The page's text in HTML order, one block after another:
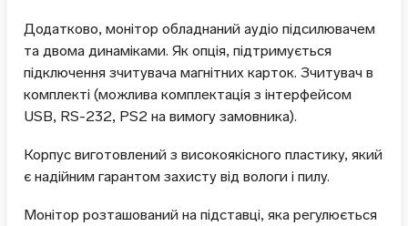
Додатково, монітор обладнаний аудіо підсилювачем
та двома динаміками. Як опція, підтримується
підключення зчитувача магнітних карток. Зчитувач в
комплекті (можлива комплектація з інтерфейсом
USB, RS-232, PS2 на вимогу замовника).
Корпус виготовлений з високоякісного пластику, який
є надійним гарантом захисту від вологи і пилу.
Монітор розташований на підставці, яка регулюється